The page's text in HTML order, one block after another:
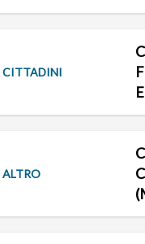
CITTADINI
ALTRO